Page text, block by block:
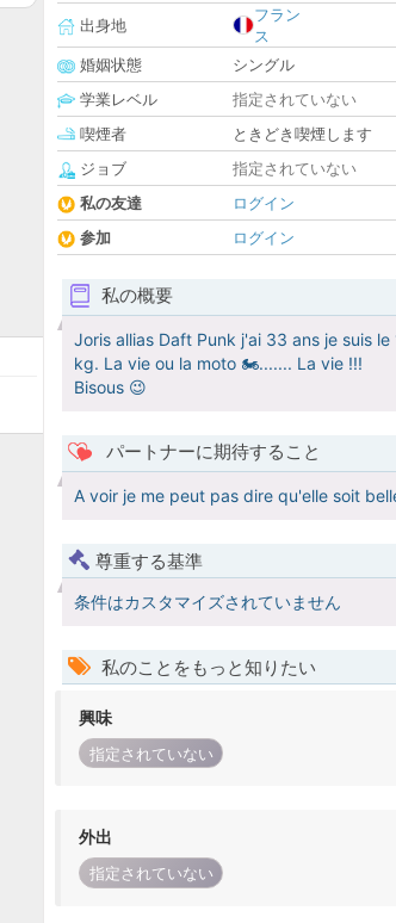
出身地
フラン
ス
婚姻状態
シングル
学業レベル
指定されていない
喫煙者
ときどき喫煙します
ジョブ
指定されていない
私の友達
ログイン
参加
ログイン
私の概要
Joris allias Daft Punk j'ai 33 ans je suis
kg. La vie ou la moto 🏍....... La vie !!!
Bisous 😉
パートナーに期待すること
A voir je me peut pas dire qu'elle soit
尊重する基準
条件はカスタマイズされていません
私のことをもっと知りたい
興味
指定されていない
外出
指定されていない